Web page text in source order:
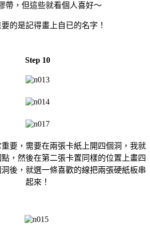
帶，但這些就看個人喜好～
的是記得畫上自已的名字！
Step 10
要，需要在兩張卡紙上開四個洞，我就
，然後在第二張卡置同樣的位置上畫四
後，就選一條喜歡的線把兩張硬紙板串
起來！